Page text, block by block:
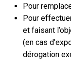
Pour
Pour
et faisant
(en cas
dérogation